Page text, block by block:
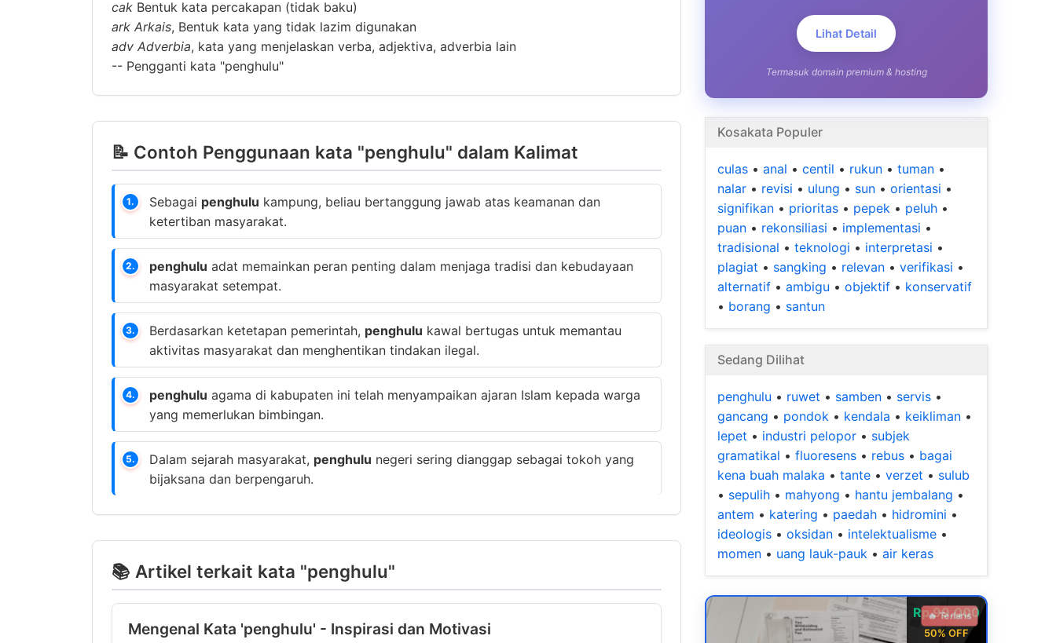
cak Bentuk kata percakapan (tidak baku)
ark Arkais, Bentuk kata yang tidak lazim digunakan
adv Adverbia, kata yang menjelaskan verba, adjektiva, adverbia lain
-- Pengganti kata "penghulu"
📝 Contoh Penggunaan kata "penghulu" dalam Kalimat
1. Sebagai penghulu kampung, beliau bertanggung jawab atas keamanan dan
ketertiban masyarakat.
2. penghulu adat memainkan peran penting dalam menjaga tradisi dan kebudayaan
masyarakat setempat.
3. Berdasarkan ketetapan pemerintah, penghulu kawal bertugas untuk memantau
aktivitas masyarakat dan menghentikan tindakan ilegal.
4. penghulu agama di kabupaten ini telah menyampaikan ajaran Islam kepada warga
yang memerlukan bimbingan.
5. Dalam sejarah masyarakat, penghulu negeri sering dianggap sebagai tokoh yang
bijaksana dan berpengaruh.
📚 Artikel terkait kata "penghulu"
Mengenal Kata 'penghulu' - Inspirasi dan Motivasi
Lihat Detail
Termasuk domain premium & hosting
Kosakata Populer
culas • anal • centil • rukun • tuman •
nalar • revisi • ulung • sun • orientasi •
signifikan • prioritas • pepek • peluh •
puan • rekonsiliasi • implementasi •
tradisional • teknologi • interpretasi •
plagiat • sangking • relevan • verifikasi •
alternatif • ambigu • objektif • konservatif
• borang • santun
Sedang Dilihat
penghulu • ruwet • samben • servis •
gancang • pondok • kendala • keikliman •
lepet • industri pelopor • subjek
gramatikal • fluoresens • rebus • bagai
kena buah malaka • tante • verzet • sulub
• sepulih • mahyong • hantu jembalang •
antem • katering • paedah • hidromini •
ideologis • oksidan • intelektualisme •
momen • uang lauk-pauk • air keras
Rp 99.000
50% OFF
🔥 Terlaris